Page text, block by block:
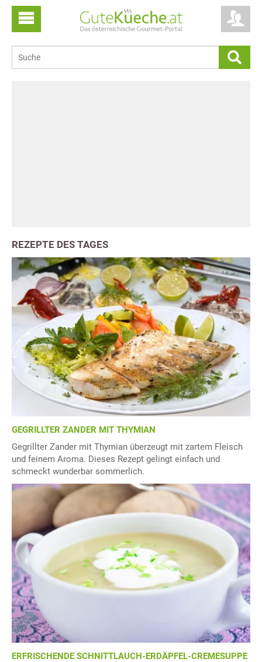
REZEPTE DES TAGES
GEGRILLTER ZANDER MIT THYMIAN
Gegrillter Zander mit Thymian überzeugt mit zartem Fleisch
und feinem Aroma. Dieses Rezept gelingt einfach und
schmeckt wunderbar sommerlich.
ERFRISCHENDE SCHNITTLAUCH-ERDÄPFEL-CREMESUPPE